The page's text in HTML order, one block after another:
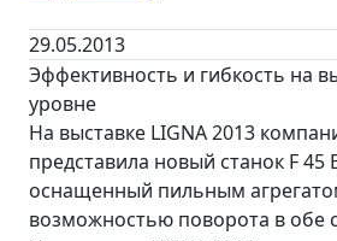
29.05.2013
Эффективность и гибкость на
уровне
На выставке LIGNA 2013
представила новый станок F 45
оснащенный пильным
возможностью поворота в обе